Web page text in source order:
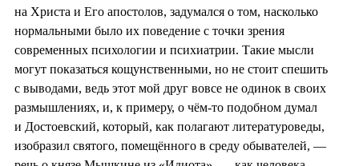
на Христа и Его апостолов, задумался о том, насколько
нормальными было их поведение с точки зрения
современных психологии и психиатрии. Такие мысли
могут показаться кощунственными, но не стоит спешить
с выводами, ведь этот мой друг вовсе не одинок в своих
размышлениях, и, к примеру, о чём-то подобном думал
и Достоевский, который, как полагают литературоведы,
изобразил святого, помещённого в среду обывателей, —